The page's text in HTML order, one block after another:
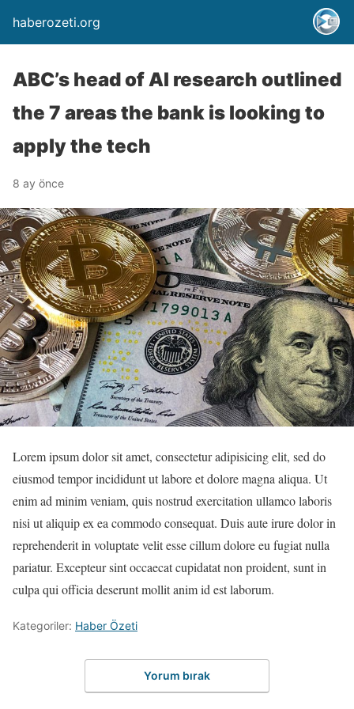
haberozeti.org
ABC’s head of AI research outlined
the 7 areas the bank is looking to
apply the tech
8 ay önce
Lorem ipsum dolor sit amet, consectetur adipisicing elit, sed do
eiusmod tempor incididunt ut labore et dolore magna aliqua. Ut
enim ad minim veniam, quis nostrud exercitation ullamco laboris
nisi ut aliquip ex ea commodo consequat. Duis aute irure dolor in
reprehenderit in voluptate velit esse cillum dolore eu fugiat nulla
pariatur. Excepteur sint occaecat cupidatat non proident, sunt in
culpa qui officia deserunt mollit anim id est laborum.
Kategoriler: Haber Özeti
Yorum bırak